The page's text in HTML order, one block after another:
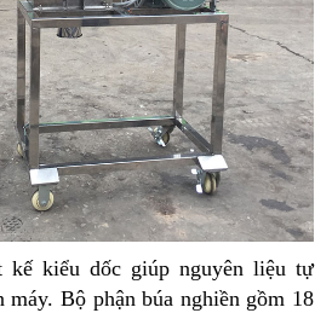
kế kiểu dốc giúp nguyên liệu tự
máy. Bộ phận búa nghiền gồm 18